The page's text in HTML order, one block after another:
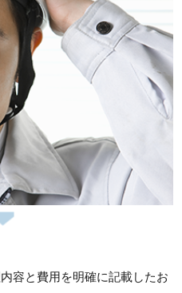
一覧はこちら
容と費用を明確に記載したお